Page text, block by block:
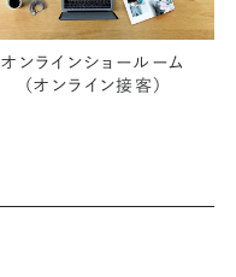
オンラインショールーム
（オンライン接客）